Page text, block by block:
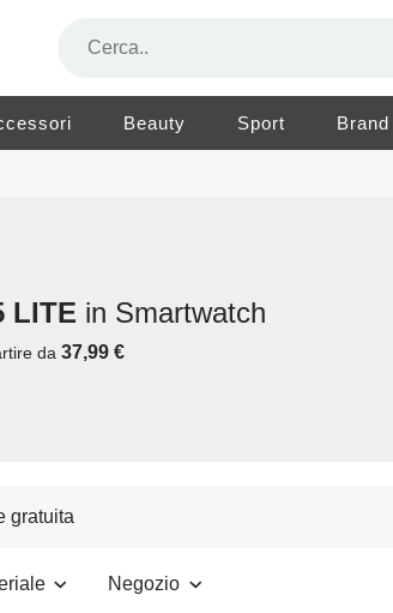
Beauty Sport Brand
LITE in Smartwatch
da 37,99 €
gratuita
Negozio